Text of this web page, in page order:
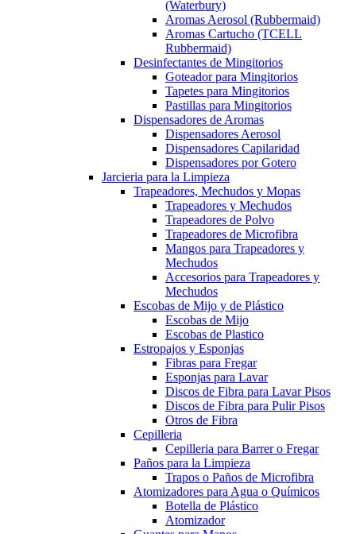
(Waterbury)
Aromas Aerosol (Rubbermaid)
Aromas Cartucho (TCELL
Rubbermaid)
Desinfectantes de Mingitorios
Goteador para Mingitorios
Tapetes para Mingitorios
Pastillas para Mingitorios
Dispensadores de Aromas
Dispensadores Aerosol
Dispensadores Capilaridad
Dispensadores por Gotero
Jarcieria para la Limpieza
Trapeadores, Mechudos y Mopas
Trapeadores y Mechudos
Trapeadores de Polvo
Trapeadores de Microfibra
Mangos para Trapeadores y
Mechudos
Accesorios para Trapeadores y
Mechudos
Escobas de Mijo y de Plástico
Escobas de Mijo
Escobas de Plastico
Estropajos y Esponjas
Fibras para Fregar
Esponjas para Lavar
Discos de Fibra para Lavar Pisos
Discos de Fibra para Pulir Pisos
Otros de Fibra
Cepilleria
Cepilleria para Barrer o Fregar
Paños para la Limpieza
Trapos o Paños de Microfibra
Atomizadores para Agua o Químicos
Botella de Plástico
Atomizador